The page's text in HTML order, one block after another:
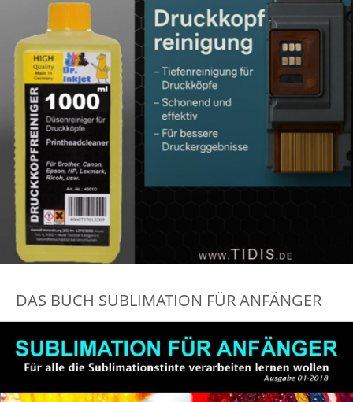
DAS BUCH SUBLIMATION FÜR ANFÄNGER